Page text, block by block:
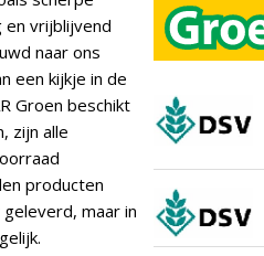
vrijblijvend
naar ons
een kijkje in de
Groen beschikt
zijn alle
producten
maar in